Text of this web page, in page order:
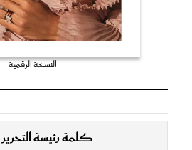
النسخة الرقمية
كلمة رئيسة التحرير